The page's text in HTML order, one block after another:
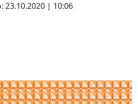
23.10.2020 | 10:06